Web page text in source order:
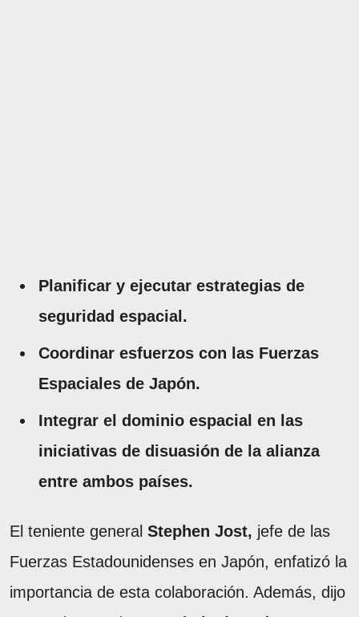
Planificar y ejecutar estrategias de
seguridad espacial.
Coordinar esfuerzos con las Fuerzas
Espaciales de Japón.
Integrar el dominio espacial en las
iniciativas de disuasión de la alianza
entre ambos países.
El teniente general Stephen Jost, jefe de las
Fuerzas Estadounidenses en Japón, enfatizó la
importancia de esta colaboración. Además, dijo